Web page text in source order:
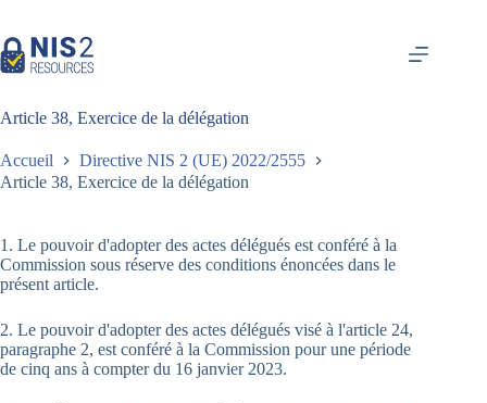
content
Article 38, Exercice de la délégation
Accueil
Directive NIS 2 (UE) 2022/2555
Article 38, Exercice de la délégation
1. Le pouvoir d'adopter des actes délégués est conféré à la
Commission sous réserve des conditions énoncées dans le
présent article.
2. Le pouvoir d'adopter des actes délégués visé à l'article 24,
paragraphe 2, est conféré à la Commission pour une période
de cinq ans à compter du 16 janvier 2023.